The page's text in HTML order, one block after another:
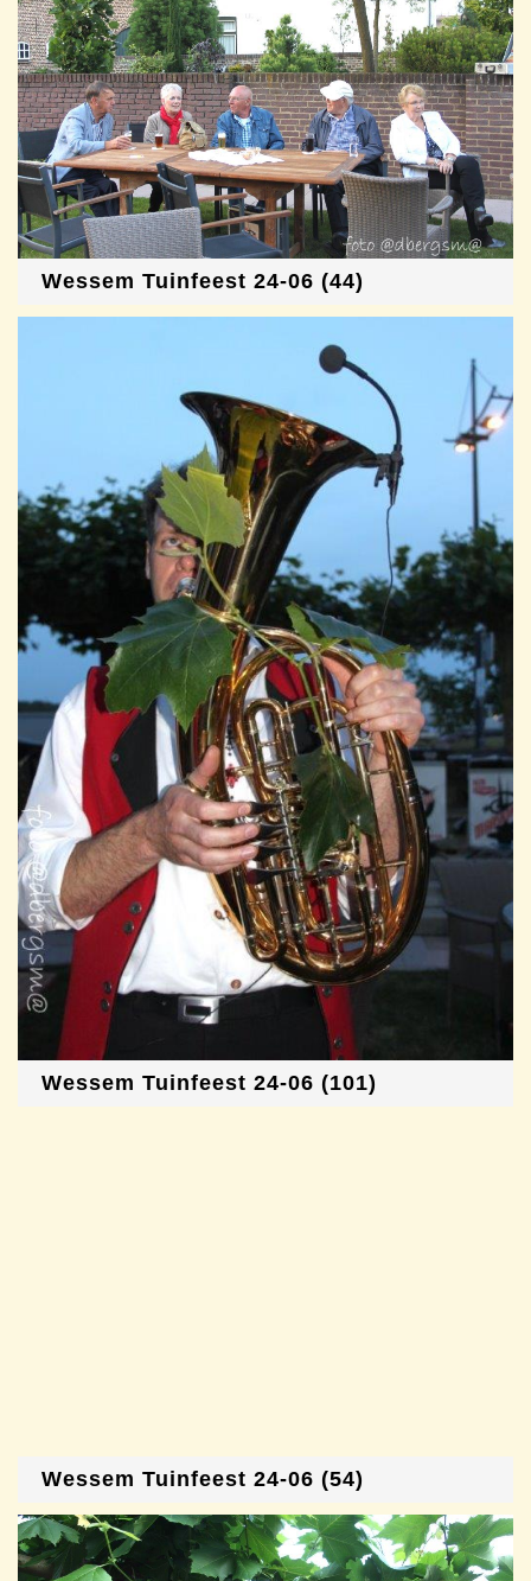
Wessem Tuinfeest 24-06 (44)
Wessem Tuinfeest 24-06 (101)
Wessem Tuinfeest 24-06 (54)